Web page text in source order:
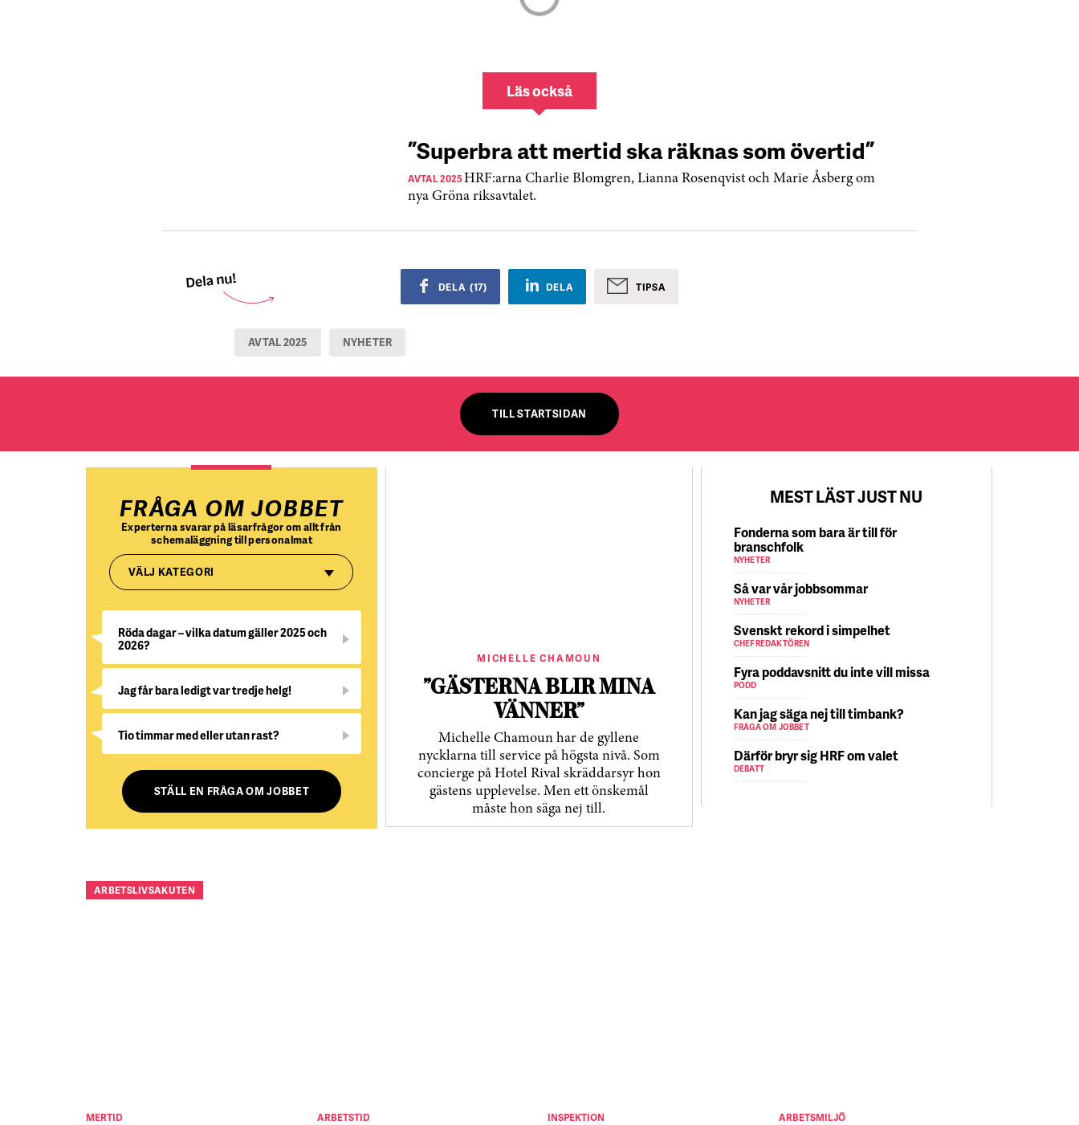
Läs också
”Superbra att mertid ska räknas som övertid”
AVTAL 2025HRF:arna Charlie Blomgren, Lianna Rosenqvist och Marie Åsberg om
nya Gröna riksavtalet.
DELA (17) DELA TIPSA
AVTAL 2025 NYHETER
TILL STARTSIDAN
FRÅGA OM JOBBET
Experterna svarar på läsarfrågor om allt från
schemaläggning till personalmat
VÄLJ KATEGORI
Röda dagar – vilka datum gäller 2025 och
2026?
Jag får bara ledigt var tredje helg!
Tio timmar med eller utan rast?
STÄLL EN FRÅGA OM JOBBET
MICHELLE CHAMOUN
”GÄSTERNA BLIR MINA
VÄNNER”
Michelle Chamoun har de gyllene
nycklarna till service på högsta nivå. Som
concierge på Hotel Rival skräddarsyr hon
gästens upp­levelse. Men ett önskemål
måste hon säga nej till.
MEST LÄST JUST NU
Fonderna som bara är till för
branschfolk
NYHETER
Så var vår jobbsommar
NYHETER
Svenskt rekord i simpelhet
CHEFREDAKTÖREN
Fyra poddavsnitt du inte vill missa
PODD
Kan jag säga nej till timbank?
FRÅGA OM JOBBET
Därför bryr sig HRF om valet
DEBATT
ARBETSLIVSAKUTEN
MERTID ARBETSTID INSPEKTION ARBETSMILJÖ